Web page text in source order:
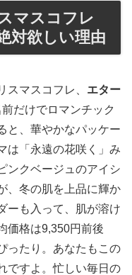
マスコフレ
対欲しい理由
スマスコフレ、 エター
前だけでロマンチック
と、華やかなパッケー
は「永遠の花咲く」み
ンクベージュのアイシ
、冬の肌を上品に輝か
ーも入って、肌が溶け
価格は9,350円前後
ったり。あなたもこの
ですよ。忙しい毎日の